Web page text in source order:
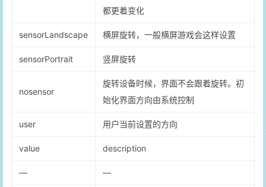
都更着变化
sensorLandscape 横屏旋转，一般横屏游戏会这样设置
sensorPortrait 竖屏旋转
nosensor
旋转设备时候，界面不会跟着旋转。初
始化界面方向由系统控制
user 用户当前设置的方向
value description
— —